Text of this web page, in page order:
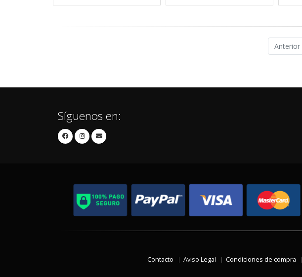
Anterior
Síguenos en:
Contacto Aviso Legal Condiciones de compra